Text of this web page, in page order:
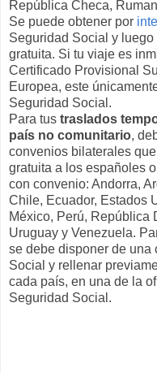
República Checa,
Se puede obtener por
Seguridad Social y
gratuita. Si tu viaje es
Certificado Provisional
Europea, este
Seguridad Social.
Para tus traslados
país no comunitario,
convenios bilaterales
gratuita a los españoles
con convenio: Andorra,
Chile, Ecuador, Estados
México, Perú, República
Uruguay y Venezuela.
se debe disponer de una
Social y rellenar
cada país, en una de la
Seguridad Social.